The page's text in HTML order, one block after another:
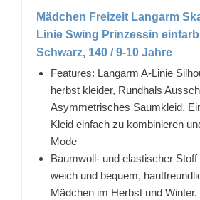
Mädchen Freizeit Langarm
Linie Swing Prinzessin
Schwarz, 140 / 9-10 Jahre
Features: Langarm A-Linie
herbst kleider, Rundhals
Asymmetrisches Saumkleid,
Kleid einfach zu kombinieren
Mode
Baumwoll- und elastischer
weich und bequem,
Mädchen im Herbst und Winter.